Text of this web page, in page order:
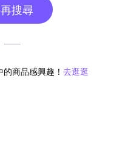
搜尋
商品感興趣！ 去逛逛